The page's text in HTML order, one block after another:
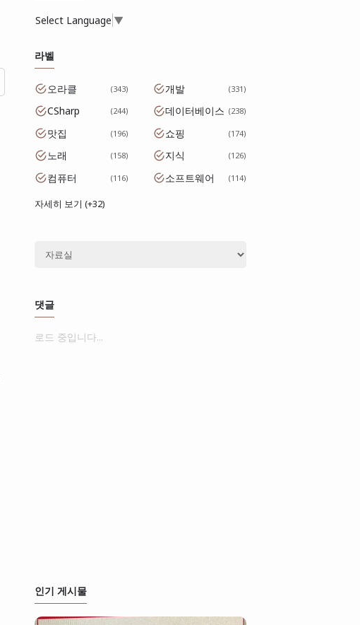
Select Language ▼
라벨
오라클 343 개발 331
CSharp 244 데이터베이스 238
맛집 196 쇼핑 174
노래 158 지식 126
컴퓨터 116 소프트웨어 114
자세히 보기 (+32)
댓글
로드 중입니다...
인기 게시물